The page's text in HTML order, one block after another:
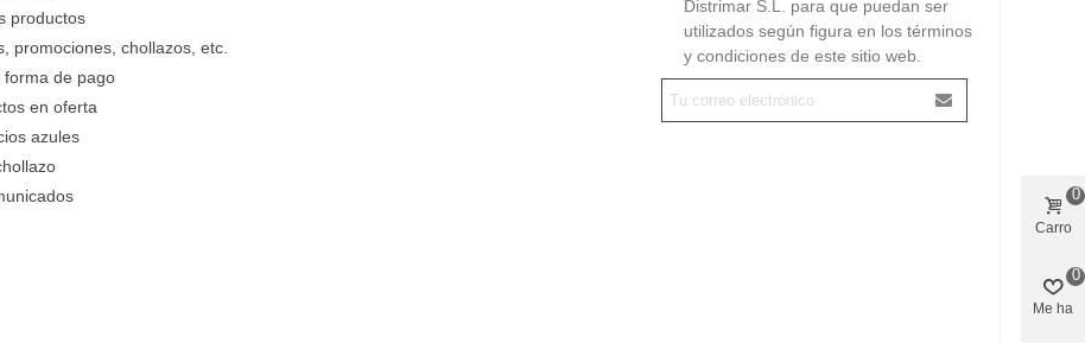
productos
promociones, chollazos, etc.
forma de pago
en oferta
azules
Distrimar S.L. para que puedan ser
utilizados según figura en los términos
y condiciones de este sitio web.
Carro
0
Me ha
0